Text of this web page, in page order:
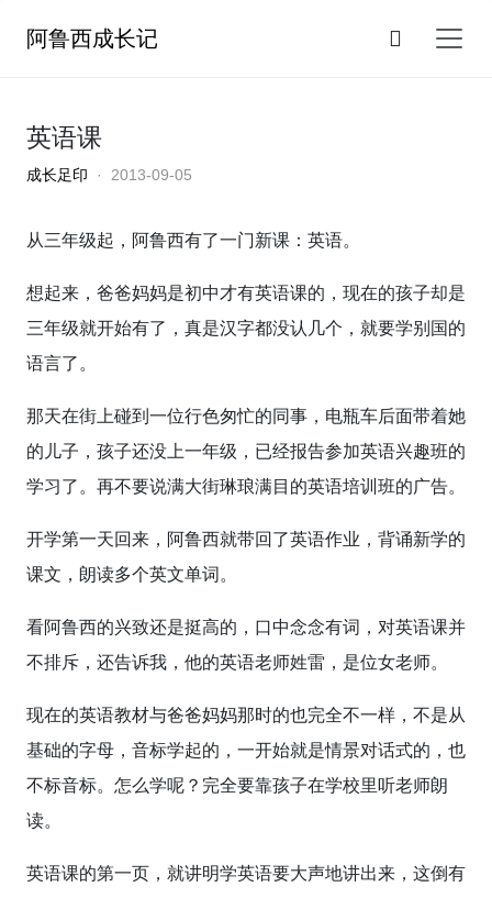
阿鲁西成长记
英语课
成长足印 · 2013-09-05
从三年级起，阿鲁西有了一门新课：英语。
想起来，爸爸妈妈是初中才有英语课的，现在的孩子却是
三年级就开始有了，真是汉字都没认几个，就要学别国的
语言了。
那天在街上碰到一位行色匆忙的同事，电瓶车后面带着她
的儿子，孩子还没上一年级，已经报告参加英语兴趣班的
学习了。再不要说满大街琳琅满目的英语培训班的广告。
开学第一天回来，阿鲁西就带回了英语作业，背诵新学的
课文，朗读多个英文单词。
看阿鲁西的兴致还是挺高的，口中念念有词，对英语课并
不排斥，还告诉我，他的英语老师姓雷，是位女老师。
现在的英语教材与爸爸妈妈那时的也完全不一样，不是从
基础的字母，音标学起的，一开始就是情景对话式的，也
不标音标。怎么学呢？完全要靠孩子在学校里听老师朗
读。
英语课的第一页，就讲明学英语要大声地讲出来，这倒有